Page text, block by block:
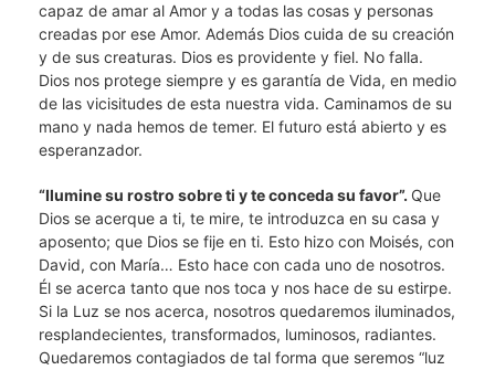
capaz de amar al Amor y a todas las cosas y personas
creadas por ese Amor. Además Dios cuida de su creación
y de sus creaturas. Dios es providente y fiel. No falla.
Dios nos protege siempre y es garantía de Vida, en medio
de las vicisitudes de esta nuestra vida. Caminamos de su
mano y nada hemos de temer. El futuro está abierto y es
esperanzador.
“Ilumine su rostro sobre ti y te conceda su favor”. Que
Dios se acerque a ti, te mire, te introduzca en su casa y
aposento; que Dios se fije en ti. Esto hizo con Moisés, con
David, con María… Esto hace con cada uno de nosotros.
Él se acerca tanto que nos toca y nos hace de su estirpe.
Si la Luz se nos acerca, nosotros quedaremos iluminados,
resplandecientes, transformados, luminosos, radiantes.
Quedaremos contagiados de tal forma que seremos “luz